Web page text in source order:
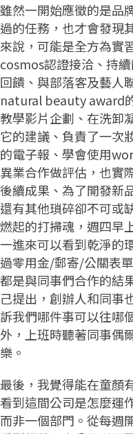
雖然一開始應徵的是品
過的任務，也才會發現
來說，可能是全方為實
cosmos認證接洽、持
回饋、與部落客及藝人
natural beauty award
教學影片企劃、在洗卸
它的建議、負責了一次
的電子報、學會使用
異業合作做評估，也實
後續成果、為了開發新
還有其他瑣碎卻不可或
燃起的打掃魂，週四早
一進來可以看到乾淨的
過零用金/郵寄/公關表
都是與同事們合作的結
己提出，創辦人和同事
訴我們哪件事可以往哪
外，上班時聽著同事偶
樂。
最後，我覺得能在童顏
看到這間公司是怎麼運
而非一個部門。從每週